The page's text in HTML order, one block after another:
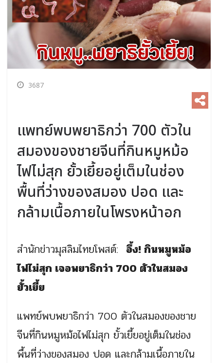
3687
แพทย์พบพยาธิกว่า 700 ตัวใน
สมองของชายจีนที่กินหมูหม้อ
ไฟไม่สุก ยั้วเยี้ยอยู่เต็มในช่อง
พื้นที่ว่างของสมอง ปอด และ
กล้ามเนื้อภายในโพรงหน้าอก
สำนักข่าวมุสลิมไทยโพสต์: อึ้ง! กินหมูหม้อ
ไฟไม่สุก เจอพยาธิกว่า 700 ตัวในสมอง
ยั้วเยี้ย
แพทย์พบพยาธิกว่า 700 ตัวในสมองของชาย
จีนที่กินหมูหม้อไฟไม่สุก ยั้วเยี้ยอยู่เต็มในช่อง
พื้นที่ว่างของสมอง ปอด และกล้ามเนื้อภายใน